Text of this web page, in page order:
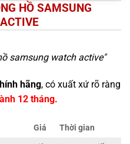
HỒ SAMSUNG
samsung watch active"
hãng, có xuất xứ rõ ràng
12 tháng.
Giá Thời gian